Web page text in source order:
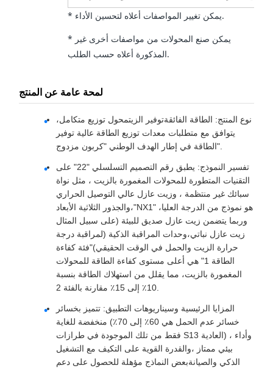
* يمكن تغيير المواصفات أعلاه لتحسين الأداء.
* يمكن صنع المحولات من مواصفات أخرى غير
المذكورة أعلاه حسب الطلب.
لمحة عامة عن المنتج
نوع المنتج: الطاقة الفائقةتوفير الزيتمحول توزيع متكامل،
يتوافق مع متطلبات معدات توزيع الطاقة عالية توفير
الطاقة في إطار الهدف الوطني "كربون مزدوج".
تفسير النموذج: يطبق رقم التصميم التسلسلي "22" على
التقنيات المتطورة للمحولات المغمورة بالزيت ، مثل نواة
سبائك غير منتظمة ، وزيت عازل عالي التوصيل الحراري
،والجذور الثلاثية الأبعاد"NX1" هو نموذج من الدرجة العليا،
وربما يتضمن زيت عازل صديق للبيئة (على سبيل المثال
زيت عازل نباتي،وحدات المراقبة الذكية (لمراقبة درجة
حرارة الزيت والحمل في الوقت الحقيقي)"فئة كفاءة
الطاقة 1" هي أعلى مستوى كفاءة الطاقة للمحولات
المغمورة بالزيت، مما يقلل من استهلاك الطاقة بنسبة
المزايا الرئيسية وسيناريوهات التطبيق: تتميز بخسائر
منخفضة للغاية (خسائر عدم الحمل هي 60٪ إلى 70٪
فقط من تلك الموجودة في طرازات S13 العادية) ، وأداء
بيئي ممتاز ،والقدرة القوية على التكيف مع التشغيل
الذكي والصيانةبعض النماذج مؤهلة للحصول على دعم